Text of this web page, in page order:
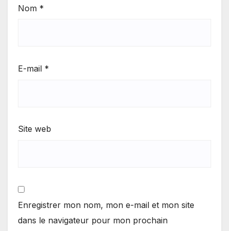
Nom *
E-mail *
Site web
Enregistrer mon nom, mon e-mail et mon site
dans le navigateur pour mon prochain